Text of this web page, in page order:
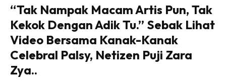
“Tak Nampak Macam Artis Pun, Tak
Kekok Dengan Adik Tu.” Sebak Lihat
Video Bersama Kanak-Kanak
Celebral Palsy, Netizen Puji Zara
Zya..